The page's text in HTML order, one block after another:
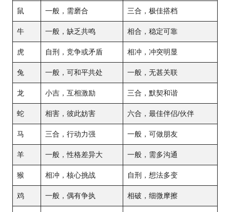
鼠 一般，需磨合 三合，极佳搭档
牛 一般，缺乏共鸣 相合，稳定可靠
虎 自刑，竞争或矛盾 相冲，冲突明显
兔 一般，可和平共处 一般，无甚关联
龙 小吉，互相激励 三合，默契和谐
蛇 相害，彼此妨害 六合，最佳伴侣/伙伴
马 三合，行动力强 一般，可做朋友
羊 一般，性格差异大 一般，需多沟通
猴 相冲，核心挑战 自刑，想法多变
鸡 一般，偶有争执 相破，细微摩擦